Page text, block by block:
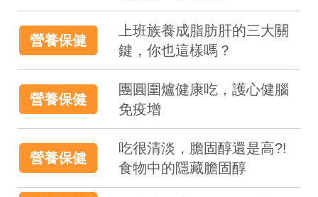
營養保健
上班族養成脂肪肝的三大關
鍵，你也這樣嗎？
營養保健
團圓圍爐健康吃，護心健腦
免疫增
營養保健
吃很清淡，膽固醇還是高?!
食物中的隱藏膽固醇